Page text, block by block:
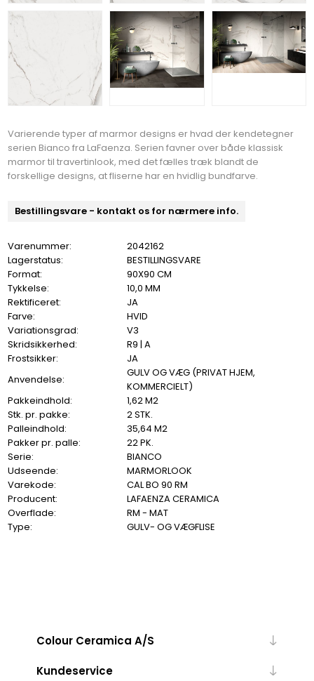
Varierende typer af marmor designs er hvad der kendetegner
serien Bianco fra LaFaenza. Serien favner over både klassisk
marmor til travertinlook, med det fælles træk blandt de
forskellige designs, at fliserne har en hvidlig bundfarve.
Bestillingsvare - kontakt os for nærmere info.
Varenummer:
2042162
Lagerstatus:
BESTILLINGSVARE
Format:
90X90 CM
Tykkelse:
10,0 MM
Rektificeret:
JA
Farve:
HVID
Variationsgrad:
V3
Skridsikkerhed:
R9 | A
Frostsikker:
JA
Anvendelse:
GULV OG VÆG (PRIVAT HJEM,
KOMMERCIELT)
Pakkeindhold:
1,62 M2
Stk. pr. pakke:
2 STK.
Palleindhold:
35,64 M2
Pakker pr. palle:
22 PK.
Serie:
BIANCO
Udseende:
MARMORLOOK
Varekode:
CAL BO 90 RM
Producent:
LAFAENZA CERAMICA
Overflade:
RM - MAT
Type:
GULV- OG VÆGFLISE
Colour Ceramica A/S
Kundeservice